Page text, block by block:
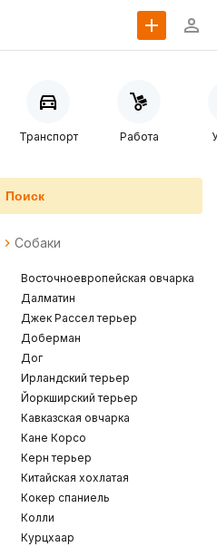
Транспорт Работа
Поиск
Собаки
Восточноевропейская овчарка
Далматин
Джек Рассел терьер
Доберман
Дог
Ирландский терьер
Йоркширский терьер
Кавказская овчарка
Кане Корсо
Керн терьер
Китайская хохлатая
Кокер спаниель
Колли
Курцхаар